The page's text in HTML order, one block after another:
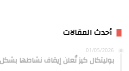
أحدث المقالات
01/05/2026
بوليتكال كيز تُعلن إيقاف نشاطها